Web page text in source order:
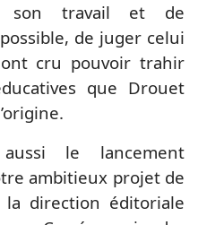
son travail et de
de juger celui
cru pouvoir trahir
que Drouet
le lancement
ambitieux projet de
la direction éditoriale